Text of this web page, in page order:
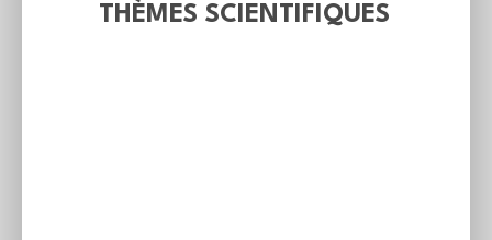
THÈMES SCIENTIFIQUES